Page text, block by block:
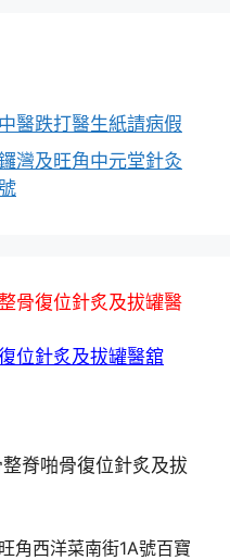
醫跌打醫生紙請病假
灣及旺角中元堂針灸
骨復位針炙及拔罐醫
位針炙及拔罐醫舘
角西洋菜南街1A號百寶